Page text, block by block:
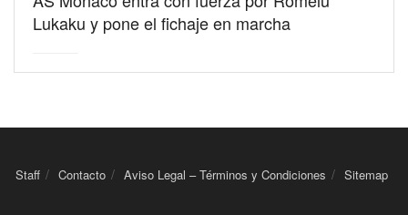
Lukaku y pone el fichaje en marcha
Staff Contacto Aviso Legal – Términos y Condiciones Sitemap